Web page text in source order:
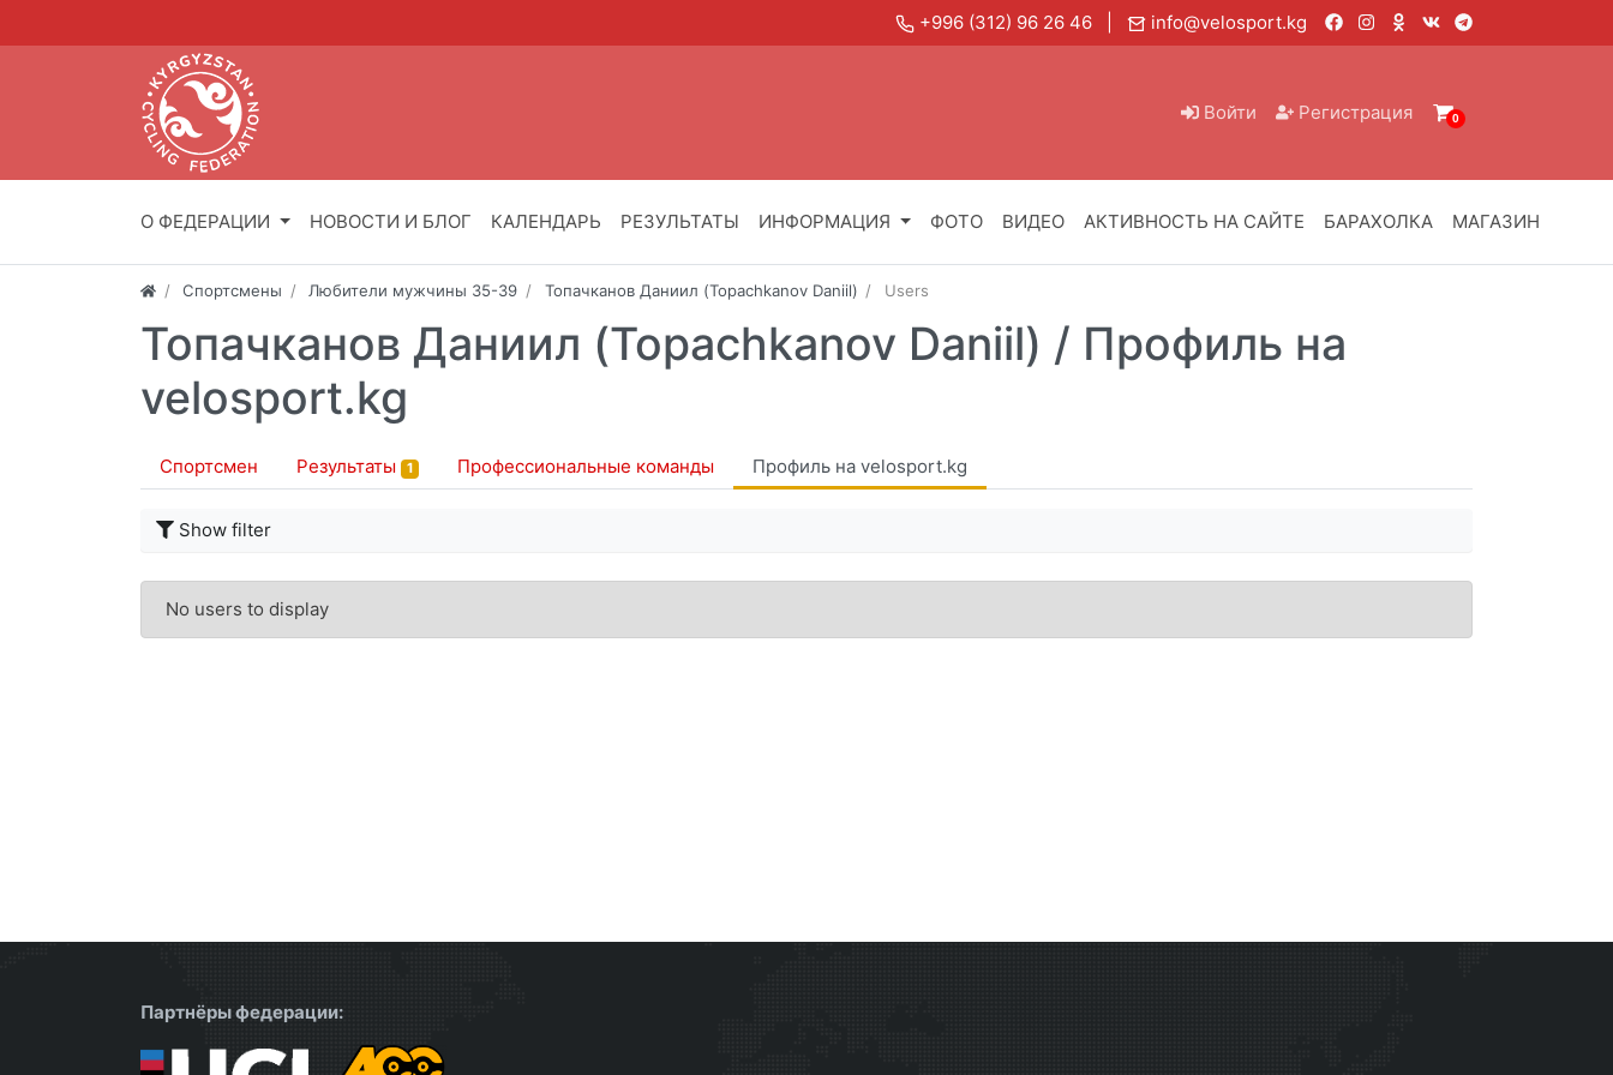
+996 (312) 96 26 46 | info@velosport.kg
Войти Регистрация 0
О ФЕДЕРАЦИИ НОВОСТИ И БЛОГ КАЛЕНДАРЬ РЕЗУЛЬТАТЫ ИНФОРМАЦИЯ ФОТО ВИДЕО АКТИВНОСТЬ НА САЙТЕ БАРАХОЛКА МАГАЗИН
Спортсмены Любители мужчины 35-39 Топачканов Даниил (Topachkanov Daniil) Users
Топачканов Даниил (Topachkanov Daniil) / Профиль на
velosport.kg
Спортсмен Результаты 1 Профессиональные команды Профиль на velosport.kg
Show filter
No users to display
Партнёры федерации: